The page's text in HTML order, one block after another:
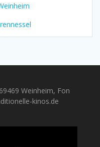
Weinheim, Fon
kinos.de